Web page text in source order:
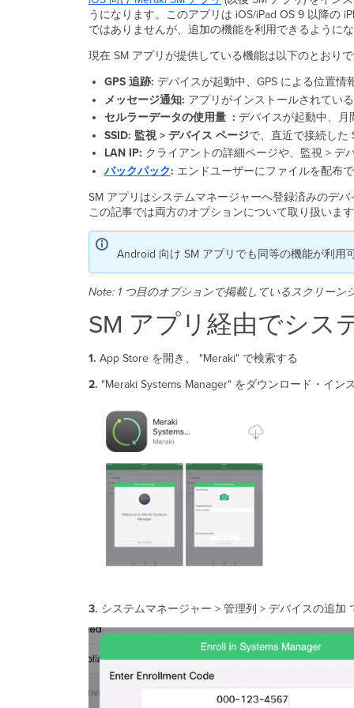
うになります。このアプリは iOS/iPad OS 9 以降の
ではありませんが、追加の機能を利用できるように
現在 SM アプリが提供している機能は以下のとおり
GPS 追跡: デバイスが起動中、GPS による位置
メッセージ通知: アプリがインストールされてい
セルラーデータの使用量 : デバイスが起動中、月
SSID: 監視 > デバイス ページで、直近で接続した
LAN IP: クライアントの詳細ページや、監視 > デ
バックパック: エンドユーザーにファイルを配布
SM アプリはシステムマネージャーへ登録済みのデ
この記事では両方のオプションについて取り扱いま
Android 向け SM アプリでも同等の機能が利
Note: 1 つ目のオプションで掲載しているスクリー
SM アプリ経由でシス
1. App Store を開き、 "Meraki" で検索する
2. "Meraki Systems Manager" をダウンロード・イン
3. システムマネージャー > 管理列 > デバイスの追加